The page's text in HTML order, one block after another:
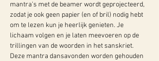
mantra's met de beamer wordt geprojecteerd,
zodat je ook geen papier (en of bril) nodig hebt
om te lezen kun je heerlijk genieten. Je
lichaam volgen en je laten meevoeren op de
trillingen van de woorden in het sanskriet.
Deze mantra dansavonden worden gehouden